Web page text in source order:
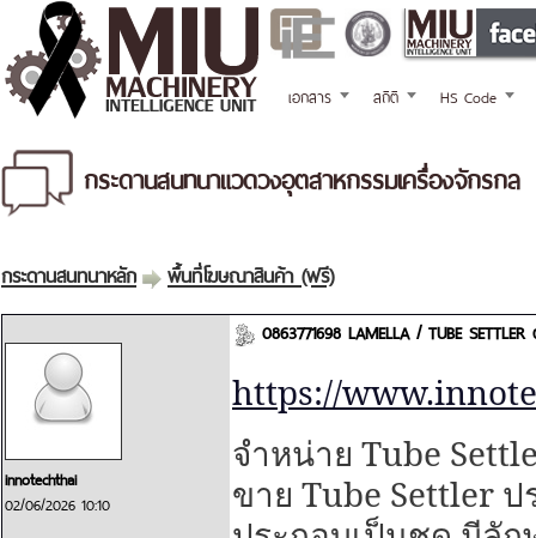
เอกสาร สถิติ HS Code
กระดานสนทนาแวดวงอุตสาหกรรมเครื่องจักรกล
กระดานสนทนาหลัก พื้นที่โฆษณาสินค้า (ฟรี)
innotechthai
02/06/2026 10:10
0863771698 LAMELLA / TUBE
https://
จำหน่าย Tube
ขาย Tube Settler ป